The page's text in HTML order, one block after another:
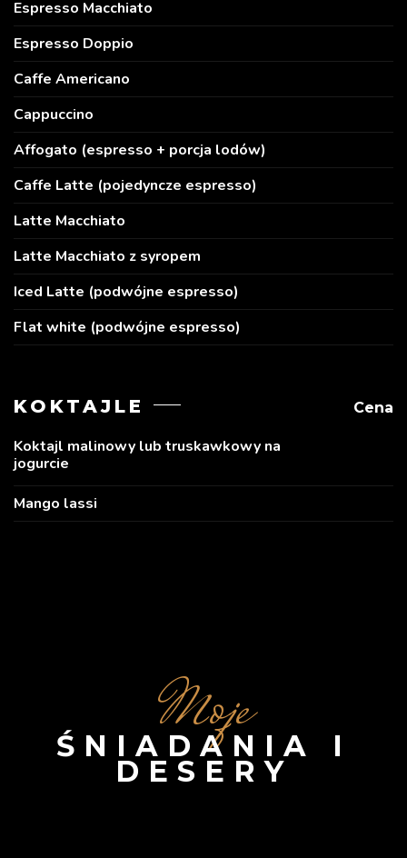
Espresso Macchiato
Espresso Doppio
Caffe Americano
Cappuccino
Affogato (espresso + porcja lodów)
Caffe Latte (pojedyncze espresso)
Latte Macchiato
Latte Macchiato z syropem
Iced Latte (podwójne espresso)
Flat white (podwójne espresso)
KOKTAJLE Cena
Koktajl malinowy lub truskawkowy na
jogurcie
Mango lassi
Moje
ŚNIADANIA I
DESERY